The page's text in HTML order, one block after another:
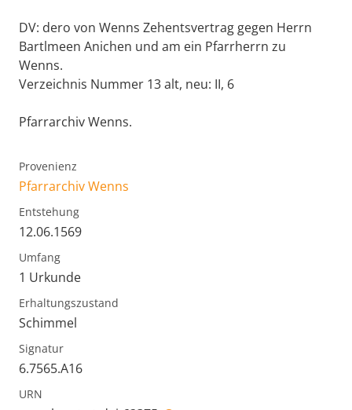
DV: dero von Wenns Zehentsvertrag gegen Herrn
Bartlmeen Anichen und am ein Pfarrherrn zu
Wenns.
Verzeichnis Nummer 13 alt, neu: II, 6
Pfarrarchiv Wenns.
Provenienz
Pfarrarchiv Wenns
Entstehung
12.06.1569
Umfang
1 Urkunde
Erhaltungszustand
Schimmel
Signatur
6.7565.A16
URN